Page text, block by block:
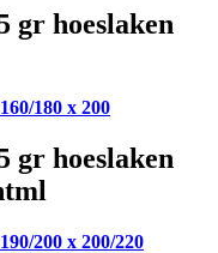
gr hoeslaken
180 x 200
gr hoeslaken
200 x 200/220